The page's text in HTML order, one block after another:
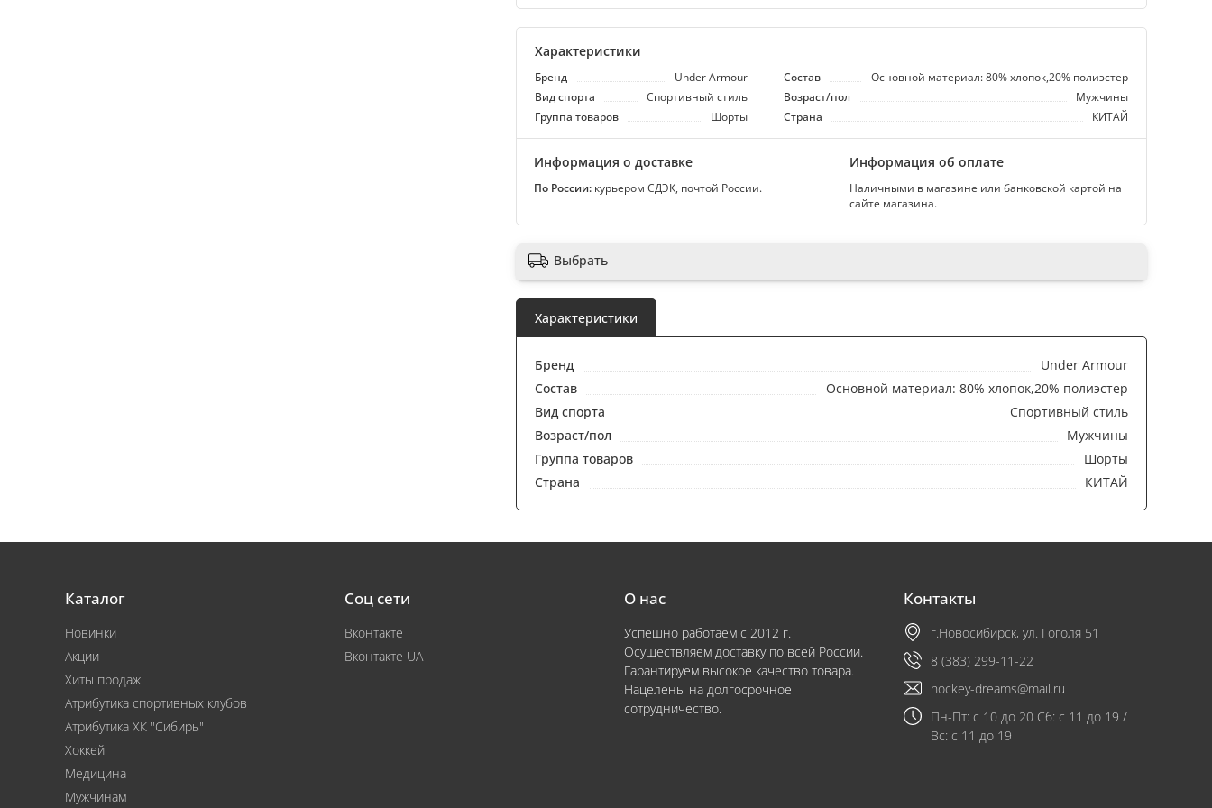
Характеристики
Бренд Under Armour Состав
Основной материал: 80% хлопок,20% полиэстер
Вид спорта
Спортивный стиль Возраст/пол
Мужчины
Группа товаров
Шорты Страна КИТАЙ
Информация о доставке
По России: курьером СДЭК, почтой России.
Информация об оплате
Наличными в магазине или банковской картой на
сайте магазина.
Выбрать
Характеристики
Бренд
Under Armour
Состав
Основной материал: 80% хлопок,20% полиэстер
Вид спорта
Спортивный стиль
Возраст/пол
Мужчины
Группа товаров
Шорты
Страна
КИТАЙ
Каталог
Новинки
Акции
Хиты продаж
Атрибутика спортивных клубов
Атрибутика ХК "Сибирь"
Хоккей
Медицина
Мужчинам
Соц сети
Вконтакте
Вконтакте UA
О нас
Успешно работаем с 2012 г.
Осуществляем доставку по всей России.
Гарантируем высокое качество товара.
Нацелены на долгосрочное
сотрудничество.
Контакты
г.Новосибирск, ул. Гоголя 51
8 (383) 299-11-22
hockey-dreams@mail.ru
Пн-Пт: с 10 до 20 Сб: с 11 до 19 /
Вс: с 11 до 19